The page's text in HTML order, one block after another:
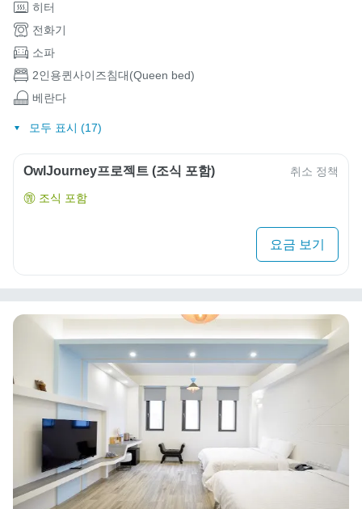
히터
전화기
소파
2인용퀸사이즈침대(Queen bed)
베란다
모두 표시 (17)
OwlJourney프로젝트 (조식 포함) 취소 정책
조식 포함
요금 보기